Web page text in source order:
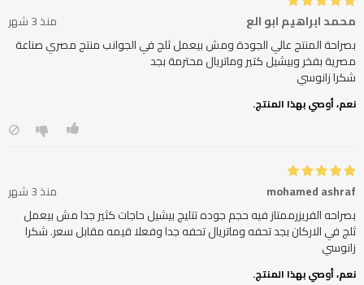
محمد ابراهيم ابو الع
منذ 3 شهر
بصراحة المنتج عالي الجودة ومش بيعمل ثلج في الجوانب منتج مصري صناعة
شكرا زانوسي
نعم، أوصي بهذا المنتج.
mohamed ashraf
منذ 3 شهر
بصراحه الفريزرممتاز فيه حجم جوده تتليج بيشيل حاجات كثير جدا مش بيعمل
ثلج في الاركان بجد تحفه وماتريال تحفه جدا وفعلا قيمه مقابل سعر. شكرا
زانوسي
نعم، أوصي بهذا المنتج.